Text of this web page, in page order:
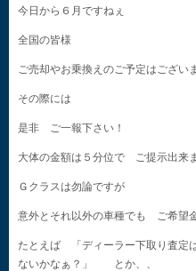
今日から６月ですねぇ
全国の皆様
ご売却やお乗換えのご予定はござい
その際には
是非 ご一報下さい！
大体の金額は５分位で ご提示出来
Ｇクラスは勿論ですが
意外とそれ以外の車種でも ご希望
たとえば 「ディーラー下取り査定
ないかなぁ？」 とか、、